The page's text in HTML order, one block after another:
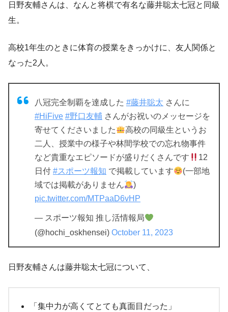
日野友輔さんは、なんと将棋で有名な藤井聡太七冠と同級
生。
高校1年生のときに体育の授業をきっかけに、友人関係と
なった2人。
八冠完全制覇を達成した #藤井聡太 さんに
#HiFive #野口友輔 さんがお祝いのメッセージを
寄せてくださいました
高校の同級生というお
二人、授業中の様子や林間学校での忘れ物事件
など貴重なエピソードが盛りだくさんです
12
日付 #スポーツ報知 で掲載しています
(一部地
域では掲載がありません
)
pic.twitter.com/MTPaaD6vHP
— スポーツ報知 推し活情報局
(@hochi_oskhensei) October 11, 2023
日野友輔さんは藤井聡太七冠について、
「集中力が高くてとても真面目だった」